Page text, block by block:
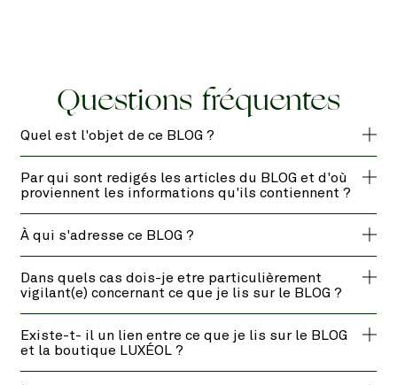
Questions fréquentes
Quel est l'objet de ce BLOG ?
Par qui sont redigés les articles du BLOG et d'où
proviennent les informations qu'ils contiennent ?
À qui s'adresse ce BLOG ?
Dans quels cas dois-je etre particulièrement
vigilant(e) concernant ce que je lis sur le BLOG ?
Existe-t- il un lien entre ce que je lis sur le BLOG
et la boutique LUXÉOL ?